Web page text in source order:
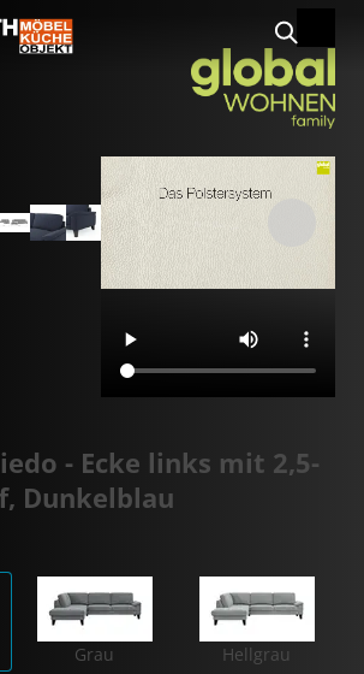
- Ecke links mit 2,5-
Dunkelblau
Grau Hellgrau